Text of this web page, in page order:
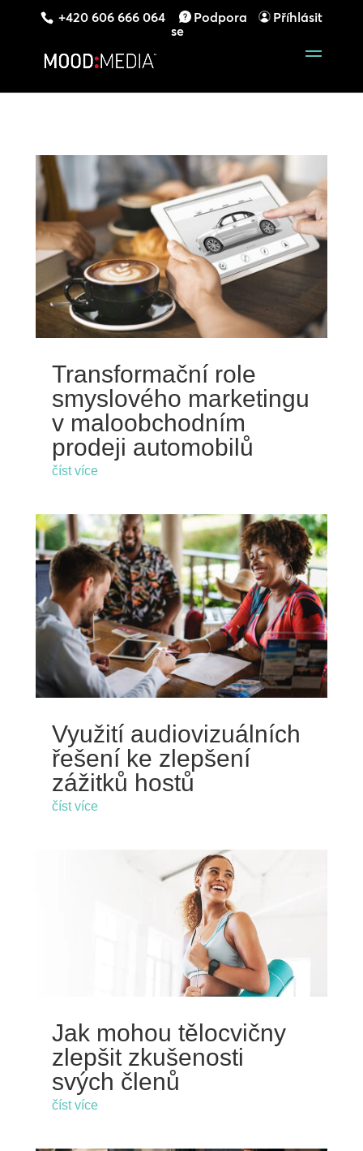
+420 606 666 064 Podpora
Příhlásit
se
Transformační role
smyslového marketingu
v maloobchodním
prodeji automobilů
číst více
Využití audiovizuálních
řešení ke zlepšení
zážitků hostů
číst více
Jak mohou tělocvičny
zlepšit zkušenosti
svých členů
číst více